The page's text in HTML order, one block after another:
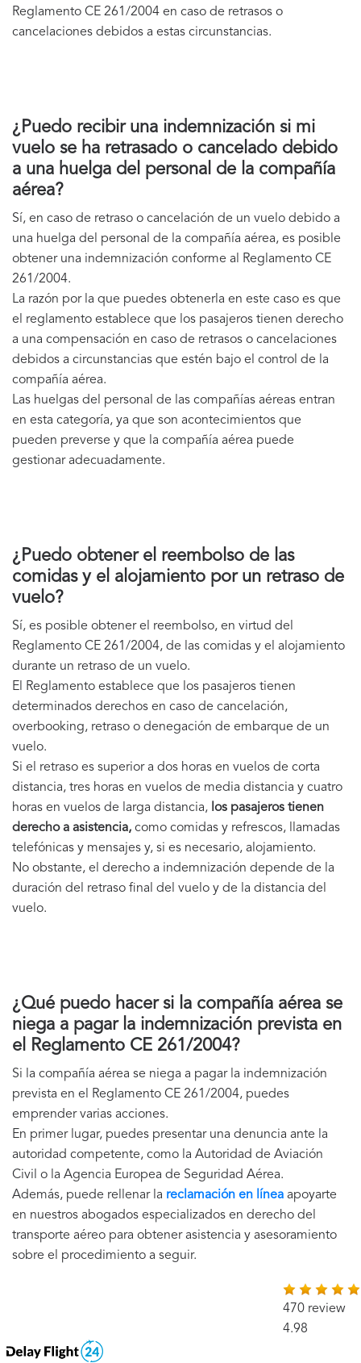
Reglamento CE 261/2004 en caso de retrasos o
cancelaciones debidos a estas circunstancias.
¿Puedo recibir una indemnización si mi
vuelo se ha retrasado o cancelado debido
a una huelga del personal de la compañía
aérea?
Sí, en caso de retraso o cancelación de un vuelo debido a
una huelga del personal de la compañía aérea, es posible
obtener una indemnización conforme al Reglamento CE
261/2004.
La razón por la que puedes obtenerla en este caso es que
el reglamento establece que los pasajeros tienen derecho
a una compensación en caso de retrasos o cancelaciones
debidos a circunstancias que estén bajo el control de la
compañía aérea.
Las huelgas del personal de las compañías aéreas entran
en esta categoría, ya que son acontecimientos que
pueden preverse y que la compañía aérea puede
gestionar adecuadamente.
¿Puedo obtener el reembolso de las
comidas y el alojamiento por un retraso de
vuelo?
Sí, es posible obtener el reembolso, en virtud del
Reglamento CE 261/2004, de las comidas y el alojamiento
durante un retraso de un vuelo.
El Reglamento establece que los pasajeros tienen
determinados derechos en caso de cancelación,
overbooking, retraso o denegación de embarque de un
vuelo.
Si el retraso es superior a dos horas en vuelos de corta
distancia, tres horas en vuelos de media distancia y cuatro
horas en vuelos de larga distancia, los pasajeros tienen
derecho a asistencia, como comidas y refrescos, llamadas
telefónicas y mensajes y, si es necesario, alojamiento.
No obstante, el derecho a indemnización depende de la
duración del retraso final del vuelo y de la distancia del
vuelo.
¿Qué puedo hacer si la compañía aérea se
niega a pagar la indemnización prevista en
el Reglamento CE 261/2004?
Si la compañía aérea se niega a pagar la indemnización
prevista en el Reglamento CE 261/2004, puedes
emprender varias acciones.
En primer lugar, puedes presentar una denuncia ante la
autoridad competente, como la Autoridad de Aviación
Civil o la Agencia Europea de Seguridad Aérea.
Además, puede rellenar la reclamación en línea apoyarte
en nuestros abogados especializados en derecho del
transporte aéreo para obtener asistencia y asesoramiento
sobre el procedimiento a seguir.
470 review
4.98